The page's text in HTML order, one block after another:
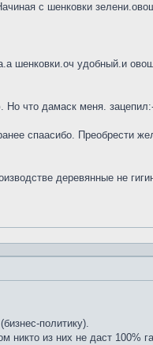
с шенковки
шенковки.оч удобный.и
что дамаск меня.
спаасибо. Преобрести
деревянные не
политику).
из них не даст 100%